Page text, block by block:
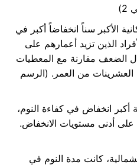
الأكبر سناً انخفاضاً أكبر في
الذين تزيد أعمارهم على
الضعف مقارنة مع المعطيات
من العمر. (الرسم
أكبر انخفاض في كفاءة النوم،
أدنى مستويات الانخفاض.
كانت مدة النوم في